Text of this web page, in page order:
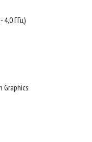
4,0 ГГц)
Graphics